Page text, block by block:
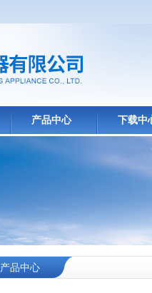
产品中心 下载中
产品中心